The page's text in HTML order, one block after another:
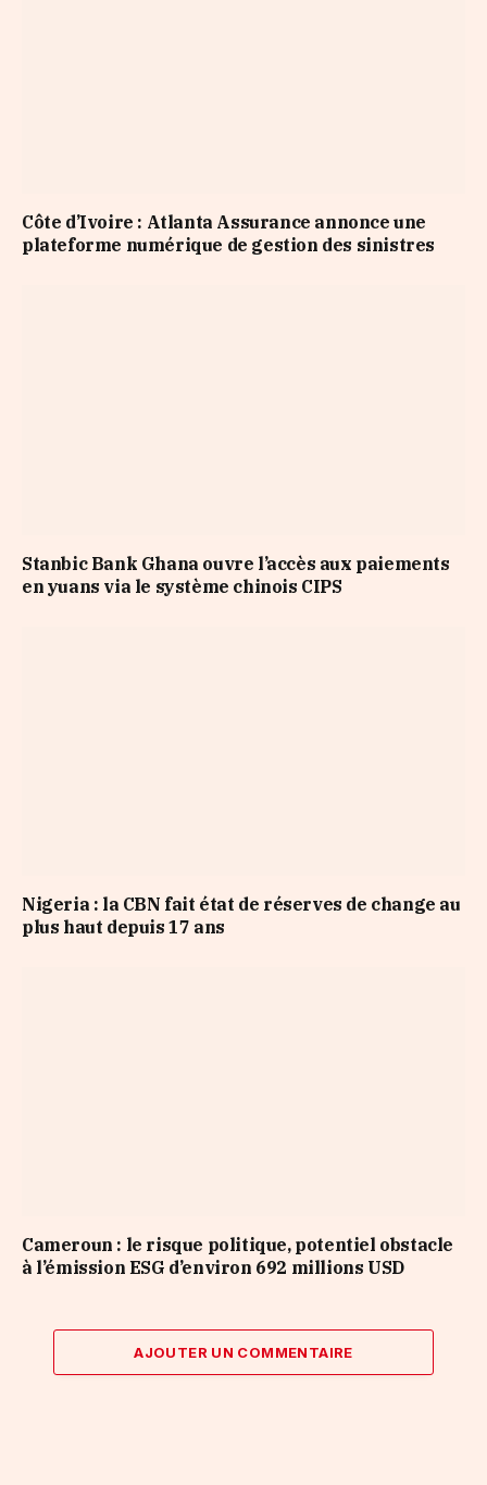
Côte d’Ivoire : Atlanta Assurance annonce une
plateforme numérique de gestion des sinistres
Stanbic Bank Ghana ouvre l’accès aux paiements
en yuans via le système chinois CIPS
Nigeria : la CBN fait état de réserves de change au
plus haut depuis 17 ans
Cameroun : le risque politique, potentiel obstacle
à l’émission ESG d’environ 692 millions USD
AJOUTER UN COMMENTAIRE